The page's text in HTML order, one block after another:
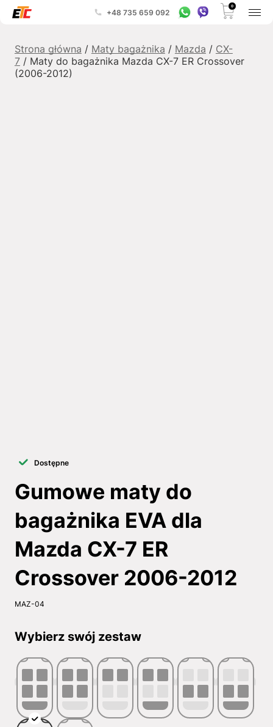
+48 735 659 092
0
Strona główna / Maty bagażnika / Mazda / CX-
7/ Maty do bagażnika Mazda CX-7 ER Crossover
(2006-2012)
Dostępne
Gumowe maty do
bagażnika EVA dla
Mazda CX-7 ER
Crossover 2006-2012
MAZ-04
Wybierz swój zestaw